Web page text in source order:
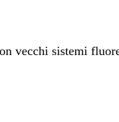
vecchi sistemi